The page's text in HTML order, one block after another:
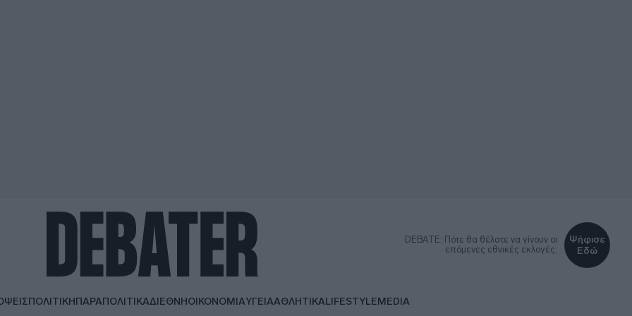
DEBATE: Πότε θα θέλατε να γίνουν οι
επόμενες εθνικές εκλογές;
Ψήφισε
Εδώ
ΠΟΛΙΤΙΚΗΠΑΡΑΠΟΛΙΤΙΚΑΔΙΕΘΝΗΟΙΚΟΝΟΜΙΑΥΓΕΙΑΑΘΛΗΤΙΚΑLIFESTYLEMEDIA